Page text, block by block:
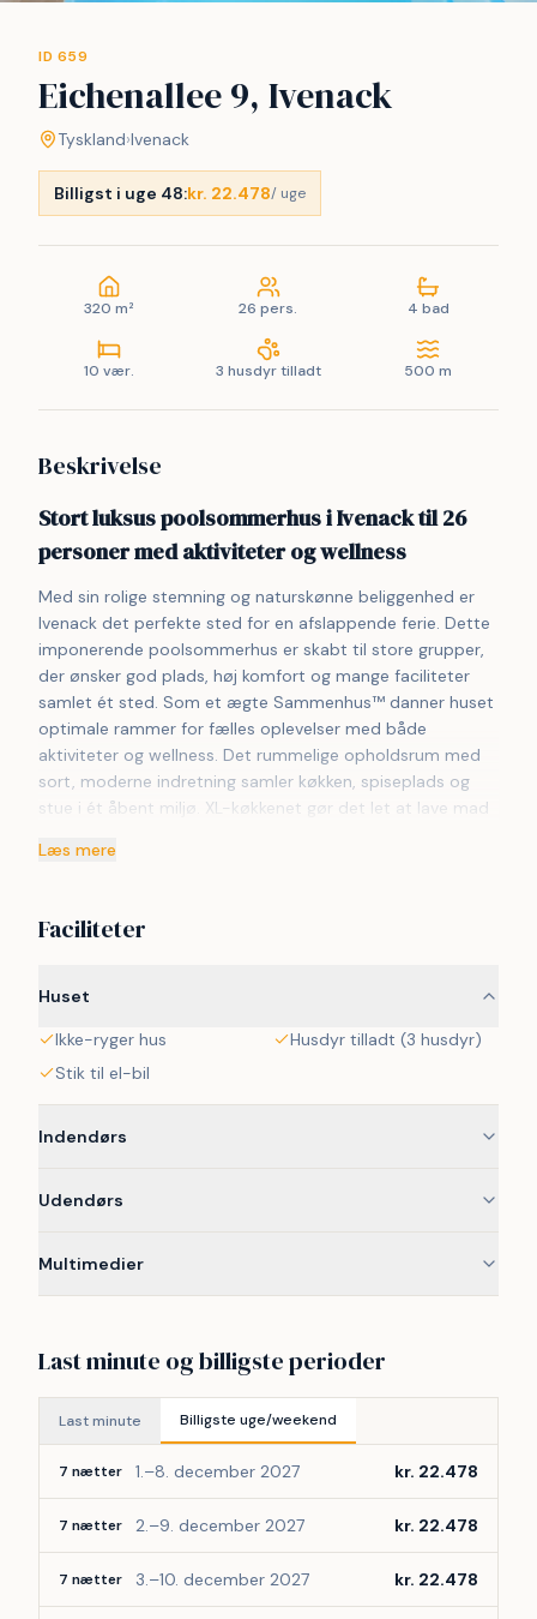
ID 659
Eichenallee 9, Ivenack
Tyskland›Ivenack
Billigst i uge 48:kr. 22.478/ uge
320 m² 26 pers. 4 bad
10 vær. 3 husdyr tilladt 500 m
Beskrivelse
Stort luksus poolsommerhus i Ivenack til 26
personer med aktiviteter og wellness
Med sin rolige stemning og naturskønne beliggenhed er
Ivenack det perfekte sted for en afslappende ferie. Dette
imponerende poolsommerhus er skabt til store grupper,
der ønsker god plads, høj komfort og mange faciliteter
samlet ét sted. Som et ægte Sammenhus™ danner huset
optimale rammer for fælles oplevelser med både
aktiviteter og wellness. Det rummelige opholdsrum med
sort, moderne indretning samler køkken, spiseplads og
stue i ét åbent miljø. XL-køkkenet gør det let at lave mad
selskabet. Aktivitetsrummet med bar, billard, bordtennis,
året rundt, mens udespa og sauna indbyder til afslapning.
Terrassen samt fælles legeplads og multibane fuldender
Bemærk venligst, de viste billeder er demo-billeder, da
Læs mere
Faciliteter
Huset
Ikke-ryger hus
Husdyr tilladt (3 husdyr)
Stik til el-bil
Indendørs
Udendørs
Multimedier
Last minute og billigste perioder
Last minute Billigste uge/weekend
7 nætter 1.–8. december 2027 kr. 22.478
7 nætter 2.–9. december 2027 kr. 22.478
7 nætter 3.–10. december 2027 kr. 22.478